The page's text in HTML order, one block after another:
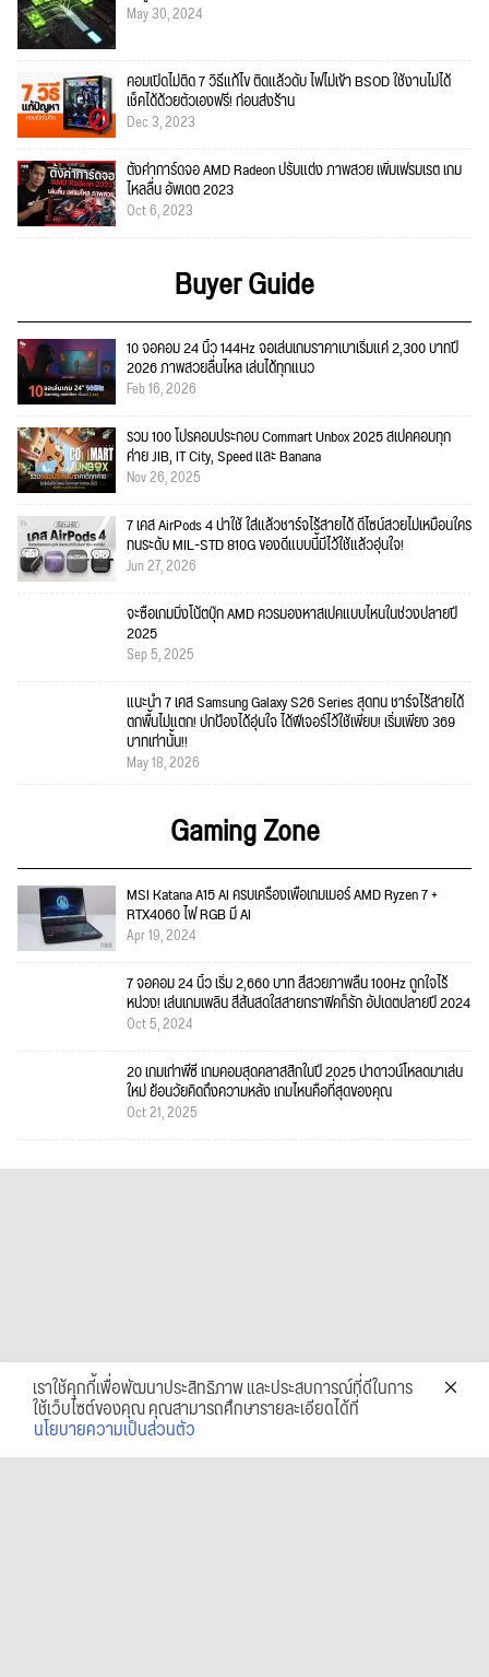
May 30, 2024
คอมเปิดไม่ติด 7 วิธีแก้ไข ติดแล้วดับ ไฟไม่เข้า BSOD ใช้งานไม่ได้
เช็คได้ด้วยตัวเองฟรี! ก่อนส่งร้าน
Dec 3, 2023
ตั้งค่าการ์ดจอ AMD Radeon ปรับแต่ง ภาพสวย เพิ่มเฟรมเรต เกม
ไหลลื่น อัพเดต 2023
Oct 6, 2023
Buyer Guide
10 จอคอม 24 นิ้ว 144Hz จอเล่นเกมราคาเบาเริ่มแค่ 2,300 บาทปี
2026 ภาพสวยลื่นไหล เล่นได้ทุกแนว
Feb 16, 2026
รวม 100 โปรคอมประกอบ Commart Unbox 2025 สเปคคอมทุก
ค่าย JIB, IT City, Speed และ Banana
Nov 26, 2025
7 เคส AirPods 4 น่าใช้ ใส่แล้วชาร์จไร้สายได้ ดีไซน์สวยไม่เหมือนใคร
ทนระดับ MIL-STD 810G ของดีแบบนี้มีไว้ใช้แล้วอุ่นใจ!
Jun 27, 2026
จะซื้อเกมมิ่งโน้ตบุ๊ก AMD ควรมองหาสเปคแบบไหนในช่วงปลายปี
2025
Sep 5, 2025
แนะนำ 7 เคส Samsung Galaxy S26 Series สุดทน ชาร์จไร้สายได้
ตกพื้นไม่แตก! ปกป้องได้อุ่นใจ ได้ฟีเจอร์ไว้ใช้เพียบ! เริ่มเพียง 369
บาทเท่านั้น!!
May 18, 2026
Gaming Zone
MSI Katana A15 AI ครบเครื่องเพื่อเกมเมอร์ AMD Ryzen 7 +
RTX4060 ไฟ RGB มี AI
Apr 19, 2024
7 จอคอม 24 นิ้ว เริ่ม 2,660 บาท สีสวยภาพลื่น 100Hz ถูกใจไร้
หน่วง! เล่นเกมเพลิน สีสันสดใสสายกราฟิคก็รัก อัปเดตปลายปี 2024
Oct 5, 2024
20 เกมเก่าพีซี เกมคอมสุดคลาสสิกในปี 2025 น่าดาวน์โหลดมาเล่น
ใหม่ ย้อนวัยคิดถึงความหลัง เกมไหนคือที่สุดของคุณ
Oct 21, 2025
เราใช้คุกกี้เพื่อพัฒนาประสิทธิภาพ และประสบการณ์ที่ดีในการ
ใช้เว็บไซต์ของคุณ คุณสามารถศึกษารายละเอียดได้ที่
นโยบายความเป็นส่วนตัว